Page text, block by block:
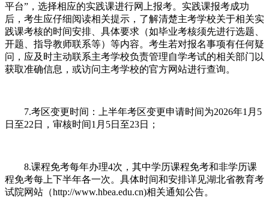
平台”，选择相应的实践课进行网上报考。实践课报考成功
后，考生应仔细阅读相关提示，了解清楚主考学校关于相关实
践课考核的时间安排、具体要求（如毕业考核须先进行选题、
开题、指导教师联系等）等内容。考生若对报名事项有任何疑
问，应及时主动联系主考学校负责管理自学考试的相关部门以
获取准确信息，或访问主考学校的官方网站进行查询。
7.考区变更时间：上半年考区变更申请时间为2026年1月5
日至22日，审核时间1月5日至23日；
8.课程免考每年办理4次，其中学历课程免考和非学历课
程免考每上下半年各一次。具体时间和安排详见湖北省教育考
试院网站（http://www.hbea.edu.cn)相关通知公告。